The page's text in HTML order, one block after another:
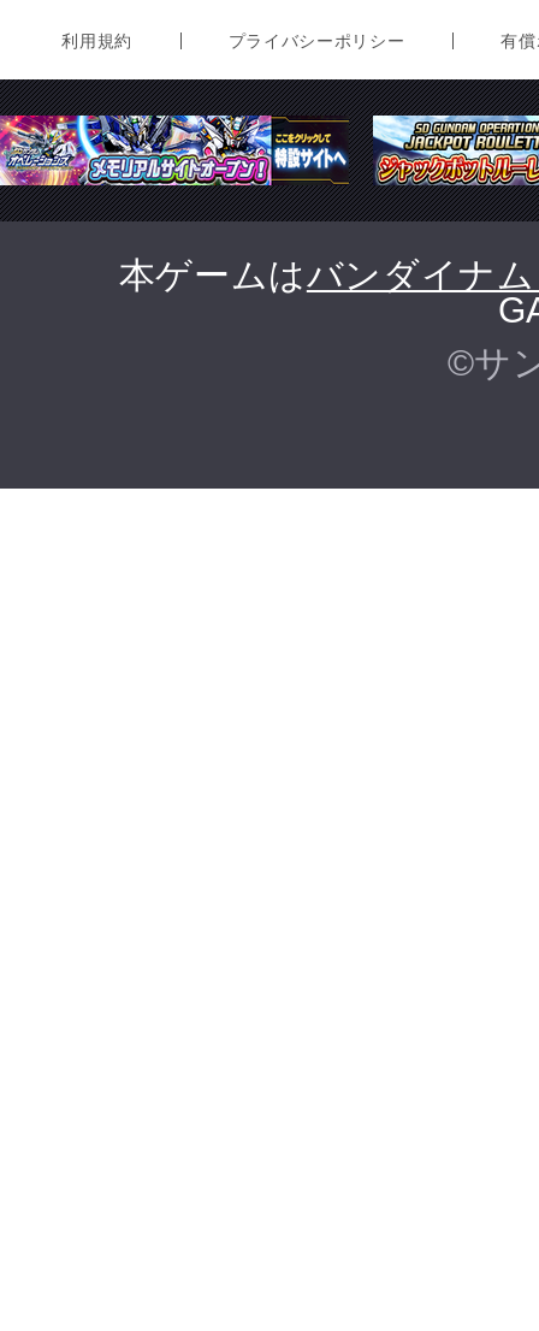
利用規約 プライバシーポリシー 有
本ゲームはバンダイナ
©サ